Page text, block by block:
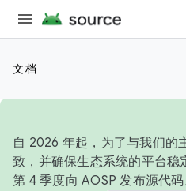
文档
自 2026 年起，为了与我们的
致，并确保生态系统的平台稳
第 4 季度向 AOSP 发布源代